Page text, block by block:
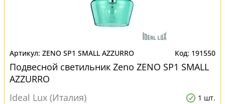
ZENO SP1 SMALL AZZURRO 191550
Подвесной светильник Zeno ZENO SP1 SMALL
AZZURRO
Ideal Lux (Италия)
1 шт.